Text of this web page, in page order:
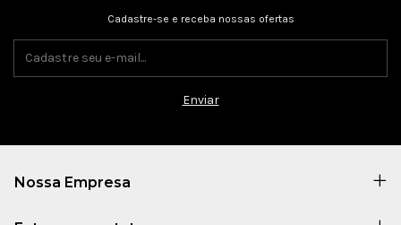
Cadastre-se e receba nossas ofertas
Nossa Empresa